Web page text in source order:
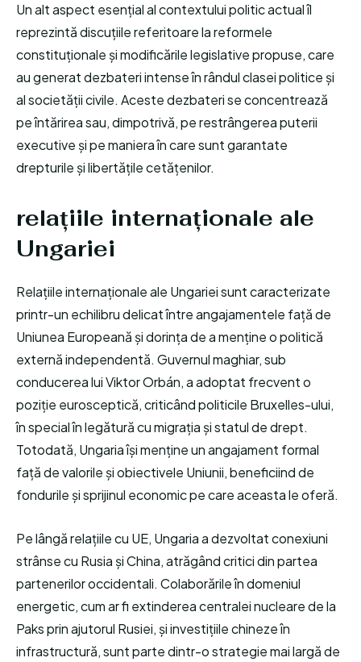
Un alt aspect esențial al contextului politic actual îl
reprezintă discuțiile referitoare la reformele
constituționale și modificările legislative propuse, care
au generat dezbateri intense în rândul clasei politice și
al societății civile. Aceste dezbateri se concentrează
pe întărirea sau, dimpotrivă, pe restrângerea puterii
executive și pe maniera în care sunt garantate
drepturile și libertățile cetățenilor.
relațiile internaționale ale
Ungariei
Relațiile internaționale ale Ungariei sunt caracterizate
printr-un echilibru delicat între angajamentele față de
Uniunea Europeană și dorința de a menține o politică
externă independentă. Guvernul maghiar, sub
conducerea lui Viktor Orbán, a adoptat frecvent o
poziție eurosceptică, criticând politicile Bruxelles-ului,
în special în legătură cu migrația și statul de drept.
Totodată, Ungaria își menține un angajament formal
față de valorile și obiectivele Uniunii, beneficiind de
fondurile și sprijinul economic pe care aceasta le oferă.
Pe lângă relațiile cu UE, Ungaria a dezvoltat conexiuni
strânse cu Rusia și China, atrăgând critici din partea
partenerilor occidentali. Colaborările în domeniul
energetic, cum ar fi extinderea centralei nucleare de la
Paks prin ajutorul Rusiei, și investițiile chineze în
infrastructură, sunt parte dintr-o strategie mai largă de